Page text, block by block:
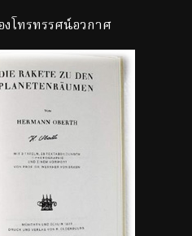
โทรทรรศน์อวกาศ